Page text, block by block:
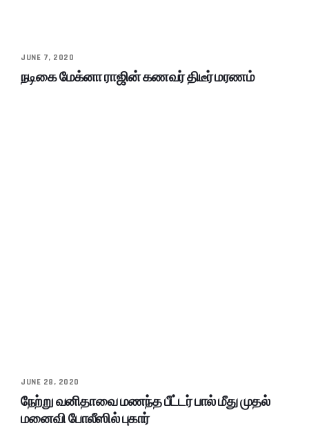
JUNE 7, 2020
நடிகை மேக்னா ராஜின் கணவர் திடீர் மரணம்
JUNE 28, 2020
நேற்று வனிதாவை மணந்த பீட்டர் பால் மீது முதல்
மனைவி போலீஸில் புகார்